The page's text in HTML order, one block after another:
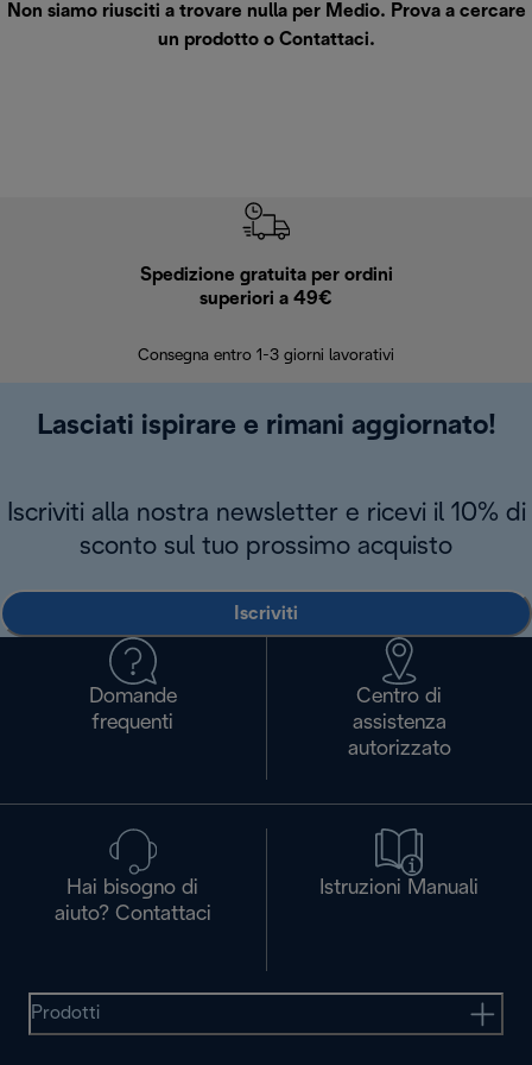
Non siamo riusciti a trovare nulla per Medio. Prova a cercare
un prodotto o Contattaci.
Spedizione gratuita per ordini
superiori a 49€
Consegna entro 1-3 giorni lavorativi
Lasciati ispirare e rimani aggiornato!
Iscriviti alla nostra newsletter e ricevi il 10% di
sconto sul tuo prossimo acquisto
Iscriviti
Domande
frequenti
Centro di
assistenza
autorizzato
Hai bisogno di
aiuto? Contattaci
Istruzioni Manuali
Prodotti